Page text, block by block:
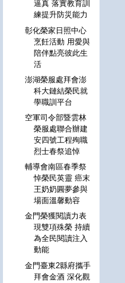
逼真 落實教育訓
練提升防災能力
彰化榮家日照中心
烹飪活動 用愛與
陪伴點亮彼此生
活
澎湖榮服處拜會澎
科大鏈結榮民就
學職訓平台
空軍司令部暨雲林
榮服處聯合辦建
安四號工程殉職
烈士春祭追悼
輔導會南區春季祭
悼榮民英靈 癌末
王奶奶圓夢參與
場面溫馨動容
金門榮獲閱讀力表
現雙項殊榮 持續
為全民閱讀注入
動能
金門臺東2縣府攜手
拜會金酒 深化觀